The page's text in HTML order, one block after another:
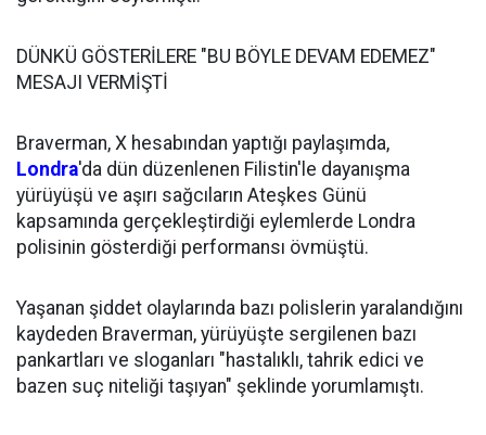
DÜNKÜ GÖSTERİLERE "BU BÖYLE DEVAM EDEMEZ"
MESAJI VERMİŞTİ
Braverman, X hesabından yaptığı paylaşımda,
Londra'da dün düzenlenen Filistin'le dayanışma
yürüyüşü ve aşırı sağcıların Ateşkes Günü
kapsamında gerçekleştirdiği eylemlerde Londra
polisinin gösterdiği performansı övmüştü.
Yaşanan şiddet olaylarında bazı polislerin yaralandığını
kaydeden Braverman, yürüyüşte sergilenen bazı
pankartları ve sloganları "hastalıklı, tahrik edici ve
bazen suç niteliği taşıyan" şeklinde yorumlamıştı.